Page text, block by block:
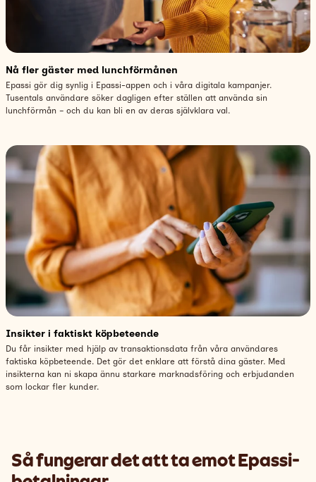
Nå fler gäster med lunchförmånen
Epassi gör dig synlig i Epassi-appen och i våra digitala kampanjer.
Tusentals användare söker dagligen efter ställen att använda sin
lunchförmån – och du kan bli en av deras självklara val.
Insikter i faktiskt köpbeteende
Du får insikter med hjälp av transaktionsdata från våra användares
faktiska köpbeteende. Det gör det enklare att förstå dina gäster. Med
insikterna kan ni skapa ännu starkare marknadsföring och erbjudanden
som lockar fler kunder.
Så fungerar det att ta emotEpassi-